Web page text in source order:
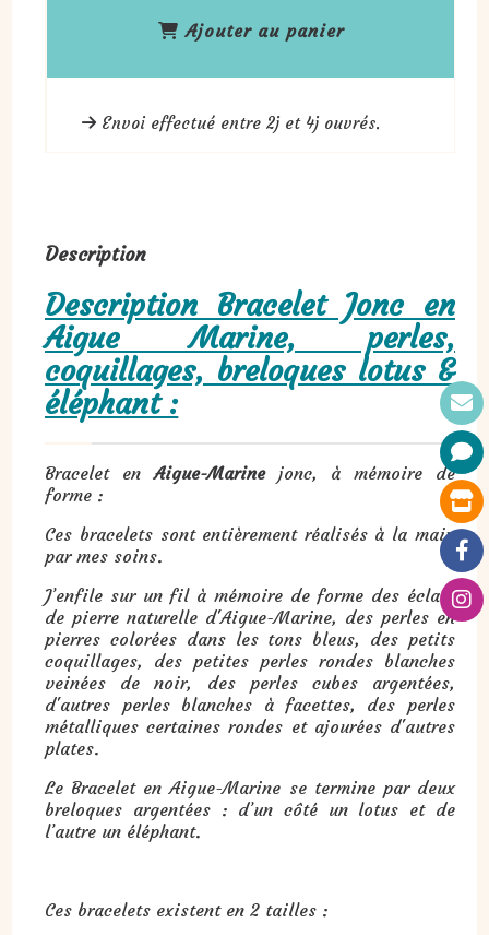
Ajouter au panier
Envoi effectué entre 2j et 4j ouvrés.
Description
Description Bracelet Jonc en
Aigue Marine, perles,
coquillages, breloques lotus &
éléphant :
Bracelet enAigue-Marinejonc, à mémoire de
forme :
Ces bracelets sont entièrement réalisés à la main
par mes soins.
J’enfile sur un fil à mémoire de forme des éclats
de pierre naturelle d'Aigue-Marine, des perles en
pierres colorées dans les tons bleus, des petits
coquillages, des petites perles rondes blanches
veinées de noir, des perles cubes argentées,
d'autres perles blanches à facettes, des perles
métalliques certaines rondes et ajourées d'autres
plates.
Le Bracelet en Aigue-Marine se termine par deux
breloques argentées : d’un côté un lotus et de
l’autre un éléphant.
Ces bracelets existent en 2 tailles :